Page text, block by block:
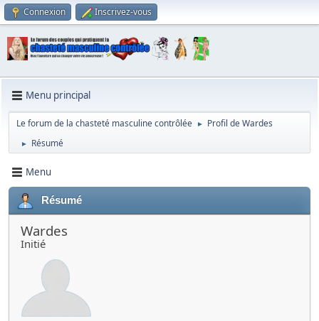
Connexion Inscrivez-vous
Menu principal
Le forum de la chasteté masculine contrôlée ► Profil de Wardes
► Résumé
Menu
Résumé
Wardes
Initié